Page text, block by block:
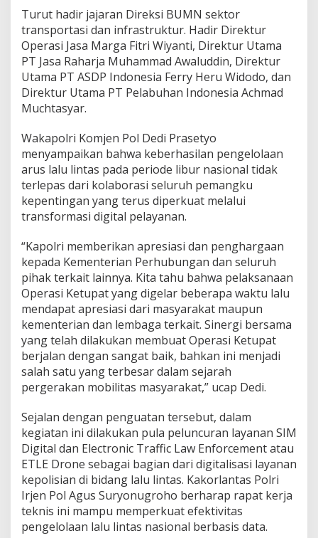
r
g
a
a
n
K
a
i
A
t
a
K
n
t
r
b
u
s
i
S
u
k
s
s
k
a
n
P
e
l
y
a
Turut hadir jajaran Direksi BUMN sektor
transportasi dan infrastruktur. Hadir Direktur
Operasi Jasa Marga Fitri Wiyanti, Direktur Utama
PT Jasa Raharja Muhammad Awaluddin, Direktur
Utama PT ASDP Indonesia Ferry Heru Widodo, dan
Direktur Utama PT Pelabuhan Indonesia Achmad
Muchtasyar.
Wakapolri Komjen Pol Dedi Prasetyo
menyampaikan bahwa keberhasilan pengelolaan
arus lalu lintas pada periode libur nasional tidak
terlepas dari kolaborasi seluruh pemangku
kepentingan yang terus diperkuat melalui
transformasi digital pelayanan.
“Kapolri memberikan apresiasi dan penghargaan
kepada Kementerian Perhubungan dan seluruh
pihak terkait lainnya. Kita tahu bahwa pelaksanaan
Operasi Ketupat yang digelar beberapa waktu lalu
mendapat apresiasi dari masyarakat maupun
kementerian dan lembaga terkait. Sinergi bersama
yang telah dilakukan membuat Operasi Ketupat
berjalan dengan sangat baik, bahkan ini menjadi
salah satu yang terbesar dalam sejarah
pergerakan mobilitas masyarakat,” ucap Dedi.
Sejalan dengan penguatan tersebut, dalam
kegiatan ini dilakukan pula peluncuran layanan SIM
Digital dan Electronic Traffic Law Enforcement atau
ETLE Drone sebagai bagian dari digitalisasi layanan
kepolisian di bidang lalu lintas. Kakorlantas Polri
Irjen Pol Agus Suryonugroho berharap rapat kerja
teknis ini mampu memperkuat efektivitas
pengelolaan lalu lintas nasional berbasis data.